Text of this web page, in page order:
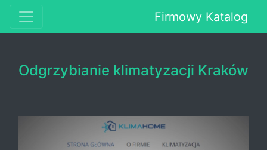
Firmowy Katalog
Odgrzybianie klimatyzacji Kraków